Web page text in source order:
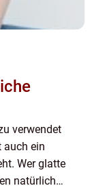
verwendet
auch ein
Wer glatte
natürlich